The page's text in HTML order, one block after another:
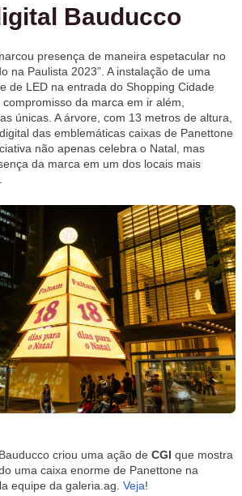
Bauducco
presença de maneira espetacular no
na Paulista 2023”. A instalação de uma
de LED na entrada do Shopping Cidade
da marca em ir além,
únicas. A árvore, com 13 metros de altura,
das emblemáticas caixas de Panettone
não apenas celebra o Natal, mas
da marca em um dos locais mais
criou uma ação de CGI que mostra
uma caixa enorme de Panettone na
equipe da galeria.ag. Veja!